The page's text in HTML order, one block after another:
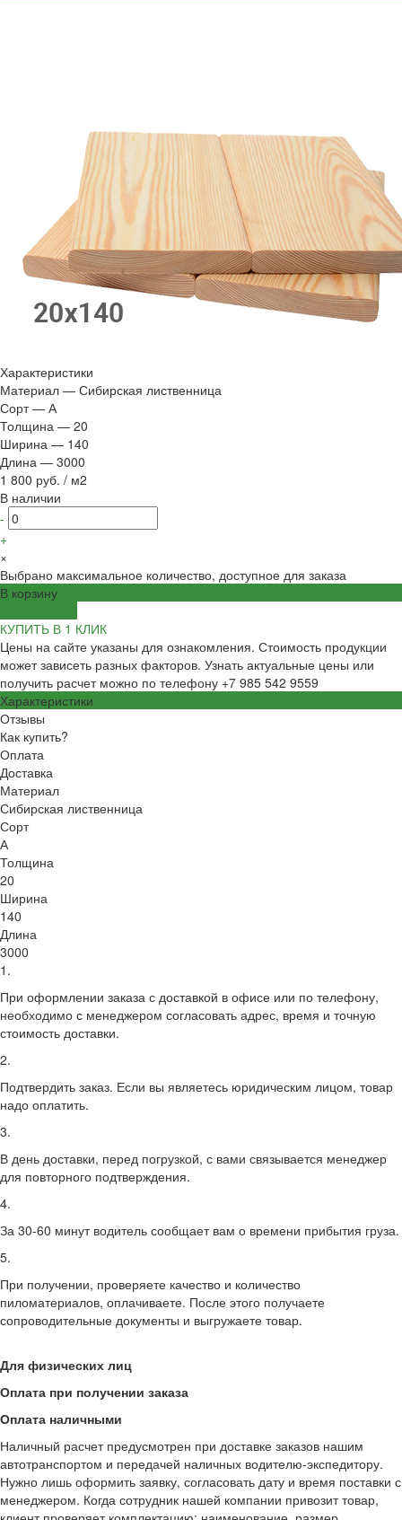
Характеристики
Материал — Сибирская лиственница
Сорт — А
Толщина — 20
Ширина — 140
Длина — 3000
1 800 руб. / м2
В наличии
-
+
×
Выбрано максимальное количество, доступное для заказа
В корзину
КУПИТЬ В 1 КЛИК
Цены на сайте указаны для ознакомления. Стоимость продукции
может зависеть разных факторов. Узнать актуальные цены или
получить расчет можно по телефону +7 985 542 9559
Характеристики
Отзывы
Как купить?
Оплата
Доставка
Материал
Сибирская лиственница
Сорт
А
Толщина
20
Ширина
140
Длина
3000
1.
При оформлении заказа с доставкой в офисе или по телефону,
необходимо с менеджером согласовать адрес, время и точную
стоимость доставки.
2.
Подтвердить заказ. Если вы являетесь юридическим лицом, товар
надо оплатить.
3.
В день доставки, перед погрузкой, с вами связывается менеджер
для повторного подтверждения.
4.
За 30-60 минут водитель сообщает вам о времени прибытия груза.
5.
При получении, проверяете качество и количество
пиломатериалов, оплачиваете. После этого получаете
сопроводительные документы и выгружаете товар.
Для физических лиц
Оплата при получении заказа
Оплата наличными
Наличный расчет предусмотрен при доставке заказов нашим
автотранспортом и передачей наличных водителю-экспедитору.
Нужно лишь оформить заявку, согласовать дату и время поставки с
менеджером. Когда сотрудник нашей компании привозит товар,